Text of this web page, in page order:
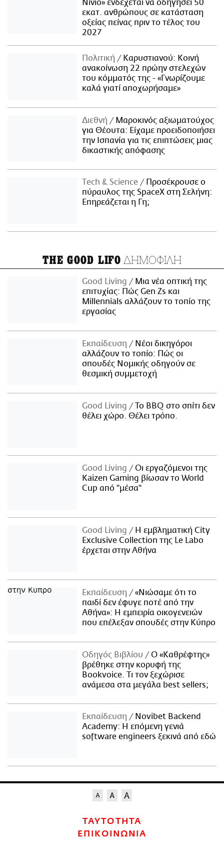
Νίνιο» ενδέχεται να οδηγήσει 50
εκατ. ανθρώπους σε κατάσταση
οξείας πείνας πριν το τέλος του
2027
Πολιτική
Καρυστιανού: Κοινή
ανακοίνωση 22 πρώην στελεχών
του κόμματός της - «Γνωρίζουμε
καλά γιατί αποχωρήσαμε»
Διεθνή
Μαροκινός αξιωματούχος
για Θέουτα: Είχαμε προειδοποιήσει
την Ισπανία για τις επιπτώσεις μιας
δικαστικής απόφασης
Τech & Science
Προσέκρουσε ο
πύραυλος της SpaceX στη Σελήνη:
Επηρεάζεται η Γη;
THE GOOD LIFO ΔΗΜΟΦΙΛΗ
Good Living
Μια νέα οπτική της
επιτυχίας: Πώς Gen Zs και
Millennials αλλάζουν το τοπίο της
εργασίας
Εκπαίδευση
Νέοι δικηγόροι
αλλάζουν το τοπίο: Πώς οι
σπουδές Νομικής οδηγούν σε
θεσμική συμμετοχή
Good Living
Το BBQ στο σπίτι δεν
θέλει χώρο. Θέλει τρόπο.
Good Living
Οι εργαζόμενοι της
Kaizen Gaming βίωσαν το World
Cup από "μέσα"
Good Living
Η εμβληματική City
Exclusive Collection της Le Labo
έρχεται στην Αθήνα
Εκπαίδευση
«Νιώσαμε ότι το
παιδί δεν έφυγε ποτέ από την
Αθήνα»: Η εμπειρία οικογενειών
που επέλεξαν σπουδές στην Κύπρο
Οδηγός Βιβλίου
Ο «Καθρέφτης»
βρέθηκε στην κορυφή της
Bookvoice. Τι τον ξεχώρισε
ανάμεσα στα μεγάλα best sellers;
Εκπαίδευση
Novibet Backend
Academy: Η επόμενη γενιά
software engineers ξεκινά από εδώ
ΤΑΥΤΟΤΗΤΑ
ΕΠΙΚΟΙΝΩΝΙΑ